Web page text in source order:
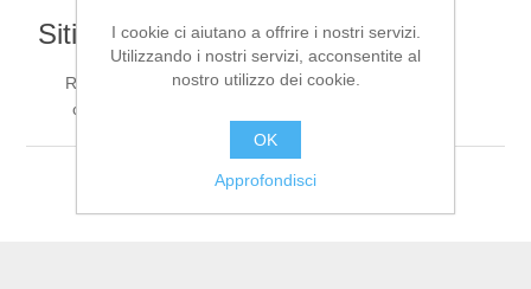
PC, Notebook e Accessori
Siti Web e portali E-Commerce
Realizziamo siti web professionali e piattaforme e-
commerce performanti, sicure e facili da gestire.
I cookie ci aiutano a offrire i nostri servizi.
Utilizzando i nostri servizi, acconsentite al
nostro utilizzo dei cookie.
OK
Approfondisci